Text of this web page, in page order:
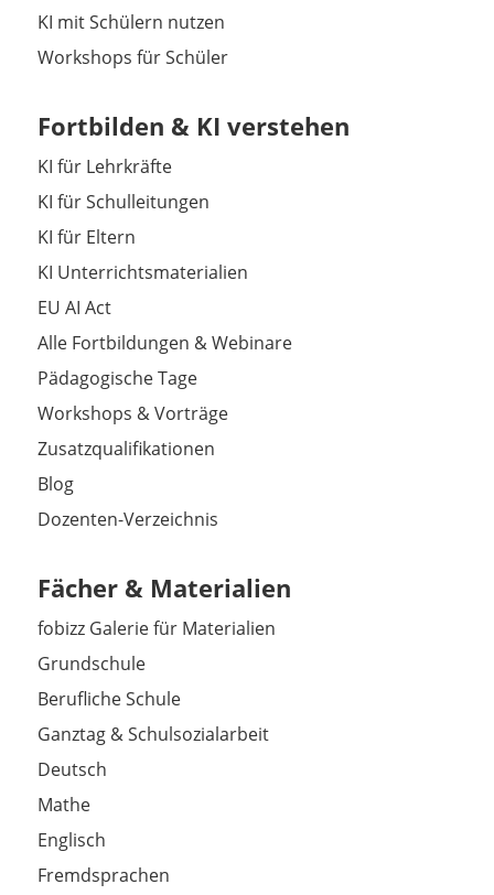
KI mit Schülern nutzen
Workshops für Schüler
Fortbilden & KI verstehen
KI für Lehrkräfte
KI für Schulleitungen
KI für Eltern
KI Unterrichtsmaterialien
EU AI Act
Alle Fortbildungen & Webinare
Pädagogische Tage
Workshops & Vorträge
Zusatzqualifikationen
Blog
Dozenten-Verzeichnis
Fächer & Materialien
fobizz Galerie für Materialien
Grundschule
Berufliche Schule
Ganztag & Schulsozialarbeit
Deutsch
Mathe
Englisch
Fremdsprachen